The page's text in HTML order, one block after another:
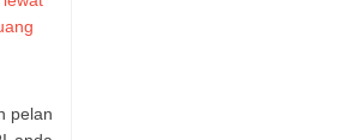
pelan